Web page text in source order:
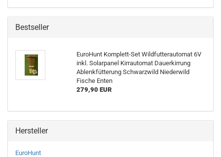
Bestseller
EuroHunt Komplett-Set Wildfutterautomat 6V
inkl. Solarpanel Kirrautomat Dauerkirrung
Ablenkfütterung Schwarzwild Niederwild
Fische Enten
279,90 EUR
Hersteller
EuroHunt